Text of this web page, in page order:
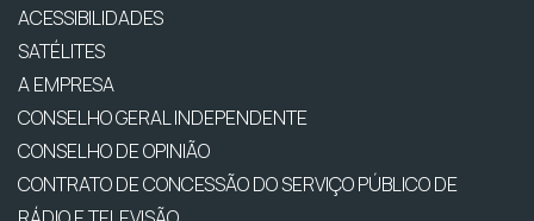
ACESSIBILIDADES
SATÉLITES
A EMPRESA
CONSELHO GERAL INDEPENDENTE
CONSELHO DE OPINIÃO
CONTRATO DE CONCESSÃO DO SERVIÇO PÚBLICO DE